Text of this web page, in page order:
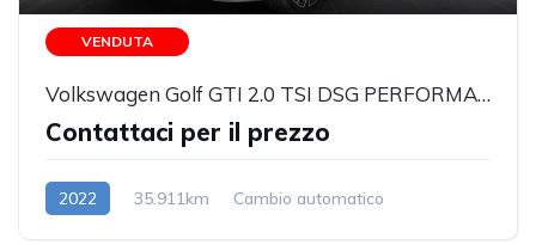
VENDUTA
Volkswagen Golf GTI 2.0 TSI DSG PERFORMANCE km 35911 TETTO APRIBILE
Contattaci per il prezzo
2022 35.911km
Cambio automatico